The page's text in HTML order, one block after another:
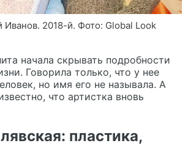
2018-й. Фото: Global Look
начала скрывать подробности
Говорила только, что у нее
но имя его не называла. А
что артистка вновь
пластика,